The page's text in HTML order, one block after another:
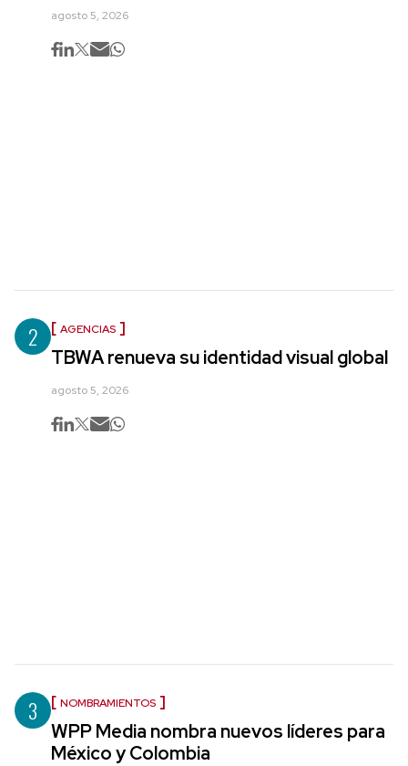
agosto 5, 2026
2 AGENCIAS
TBWA renueva su identidad visual global
agosto 5, 2026
3 NOMBRAMIENTOS
WPP Media nombra nuevos líderes para
México y Colombia